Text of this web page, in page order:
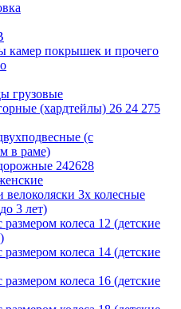
камер покрышек и прочего
грузовые
(хардтейлы) 26 24 275
(с
в раме)
242628
3х колесные
3 лет)
колеса 12 (детские
колеса 14 (детские
колеса 16 (детские